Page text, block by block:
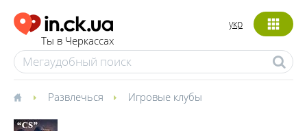
Ты в Черкассах
укр
Развлечься Игровые клубы